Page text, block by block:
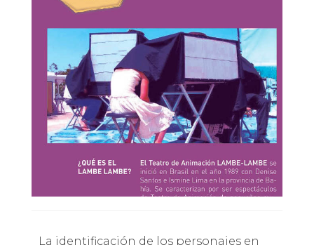
La identificación de los personajes en